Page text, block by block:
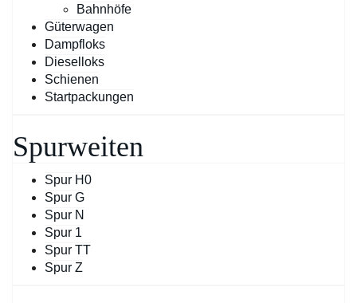
Bahnhöfe
Güterwagen
Dampfloks
Dieselloks
Schienen
Startpackungen
Spurweiten
Spur H0
Spur G
Spur N
Spur 1
Spur TT
Spur Z